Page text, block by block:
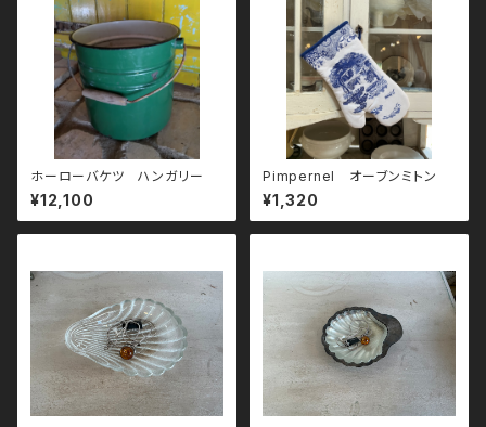
ホーローバケツ ハンガリー
¥12,100
Pimpernel オーブンミトン
¥1,320